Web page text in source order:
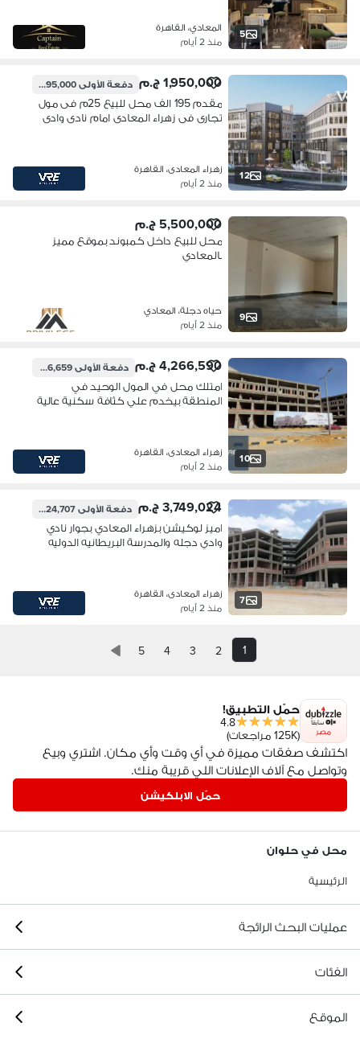
5
المعادي، القاهرة
منذ 2 أيام
12
1,950,000 ج.م دفعة الأولى195,000 ج.م
مقدم 195 الف محل للبيع 25م فى مول
تجارى فى زهراء المعادى امام نادى وادى
زهراء المعادى، القاهرة
منذ 2 أيام
9
5,500,000 ج.م
محل للبيع داخل كمبوند بموقع مميز
بالمعادي
حياه دجلة، المعادي
منذ 2 أيام
10
4,266,590 ج.م دفعة الأولى426,659 ج.م
امتلك محل في المول الوحيد في
المنطقة بيخدم علي كثافة سكنية عالية
زهراء المعادى، القاهرة
منذ 2 أيام
7
3,749,024 ج.م دفعة الأولى1,124,707 ج.م
اميز لوكيشن بزهراء المعادي بجوار نادي
وادي دجله والمدرسة البريطانيه الدوليه
زهراء المعادى، القاهرة
منذ 2 أيام
1
2
3
4
5
مصر
حمّل التطبيق!
4.8
(125K مراجعات)
اكتشف صفقات مميزة في أي وقت وأي مكان. اشتري وبيع
وتواصل مع آلاف الإعلانات اللي قريبة منك.
حمّل الابلكيشن
محل في حلوان
الرئيسية
عمليات البحث الرائجة
الفئات
الموقع